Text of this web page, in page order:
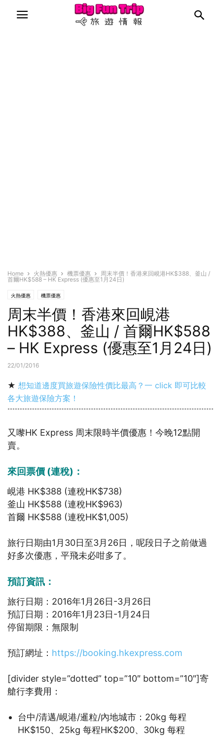
Home 火熱優惠 機票優惠
周末半價！香港來回峴港HK$388、釜山 /
首爾HK$588 – HK Express (優惠至1月24日)
火熱優惠 機票優惠
周末半價！香港來回峴港
HK$388、釜山 / 首爾HK$588
– HK Express (優惠至1月24日)
22/01/2016
★ 想知道邊度買旅遊保險性價比最高？一 click 即可比較
各大旅遊保險方案！
又嚟HK Express 周末限時半價優惠！今晚12點開
賣。
來回票價 (連稅)：
峴港 HK$388 (連稅HK$738)
釜山 HK$588 (連稅HK$963)
首爾 HK$588 (連稅HK$1,005)
旅行日期由1月30日至3月26日，呢段日子之前做過
好多次優惠，平飛未必咁多了。
預訂資訊：
旅行日期：2016年1月26日-3月26日
預訂日期：2016年1月23日-1月24日
停留期限：無限制
預訂網址： https://booking.hkexpress.com
[divider style=”dotted” top=”10″ bottom=”10″]寄
艙行李費用：
台中/清邁/峴港/暹粒/內地城市：20kg 每程
HK$150、25kg 每程HK$200、30kg 每程